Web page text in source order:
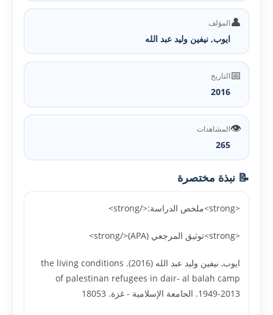
👤المؤلف
ايوب, نيفين وليد عبد الله
📅التاريخ
2016
👁️المشاهدات
265
📝 نبذة مختصرة
<strong>ملخص الدراسة:</strong>
<strong>توثيق المرجعي (APA)</strong>
ايوب, نيفين وليد عبد الله (2016). the living conditions
of palestinan refugees in dair- al balah camp
1949-2013. الجامعة الإسلامية - غزة. 18053